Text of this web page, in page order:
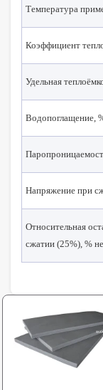
Температура
Коэффициент
Удельная
Водопоглащение,
Напряжение при
Относительная
сжатии (25%), %